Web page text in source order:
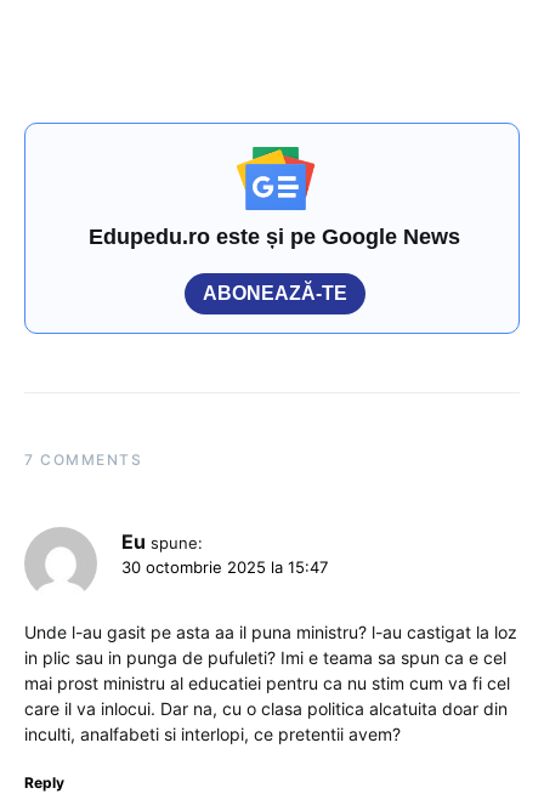
Edupedu.ro este și pe Google News
ABONEAZĂ-TE
7 COMMENTS
Eu spune:
30 octombrie 2025 la 15:47
Unde l-au gasit pe asta aa il puna ministru? l-au castigat la loz
in plic sau in punga de pufuleti? Imi e teama sa spun ca e cel
mai prost ministru al educatiei pentru ca nu stim cum va fi cel
care il va inlocui. Dar na, cu o clasa politica alcatuita doar din
inculti, analfabeti si interlopi, ce pretentii avem?
Reply